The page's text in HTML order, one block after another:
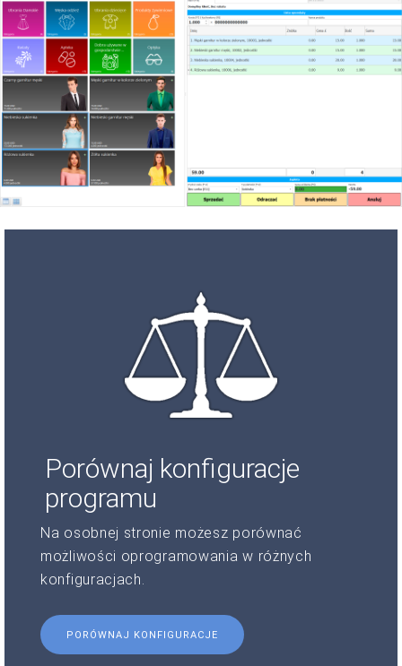
Porównaj konfiguracje
programu
Na osobnej stronie możesz porównać
możliwości oprogramowania w różnych
konfiguracjach.
PORÓWNAJ KONFIGURACJE